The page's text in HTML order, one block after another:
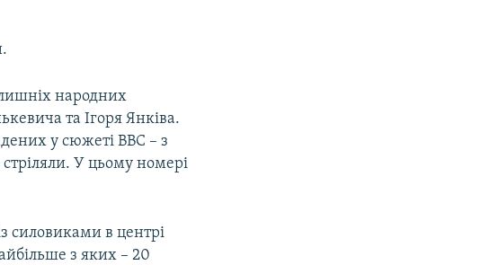
народних
та Ігоря Янківа.
у сюжеті BBC – з
стріляли. У цьому номері
силовиками в центрі
з яких – 20